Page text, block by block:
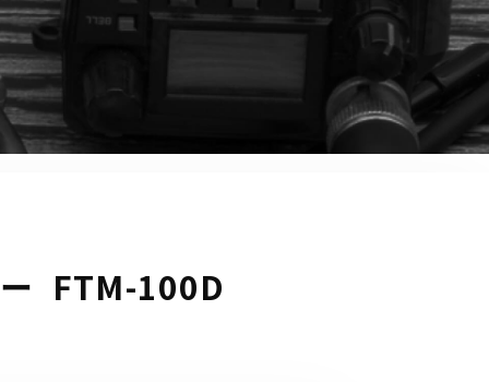
ポータブルワイヤレスアンプ
ドライブレコーダー
FTM-100D